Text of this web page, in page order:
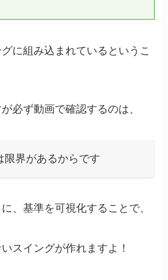
に組み込まれているというこ
必ず動画で確認するのは、
限界があるからです
、基準を可視化することで、
スイングが作れますよ！